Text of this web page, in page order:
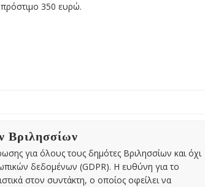
350 ευρώ.
για όλους τους δημότες Βριλησσίων και όχι
δεδομένων (GDPR). Η ευθύνη για το
στον συντάκτη, ο οποίος οφείλει να